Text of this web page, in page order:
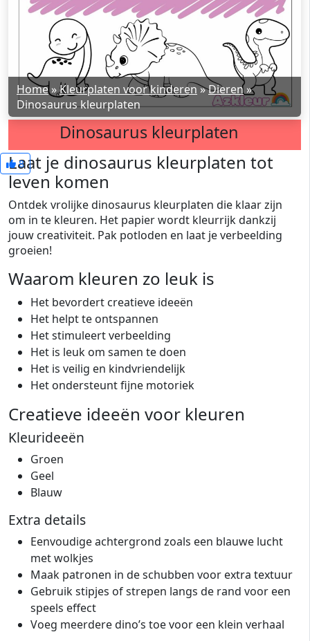
Home»Kleurplaten voor kinderen»Dieren»
Dinosaurus kleurplaten
Dinosaurus kleurplaten
8
Laat je dinosaurus kleurplaten tot
leven komen
Ontdek vrolijke dinosaurus kleurplaten die klaar zijn
om in te kleuren. Het papier wordt kleurrijk dankzij
jouw creativiteit. Pak potloden en laat je verbeelding
groeien!
Waarom kleuren zo leuk is
Het bevordert creatieve ideeën
Het helpt te ontspannen
Het stimuleert verbeelding
Het is leuk om samen te doen
Het is veilig en kindvriendelijk
Het ondersteunt fijne motoriek
Creatieve ideeën voor kleuren
Kleurideeën
Groen
Geel
Blauw
Extra details
Eenvoudige achtergrond zoals een blauwe lucht
met wolkjes
Maak patronen in de schubben voor extra textuur
Gebruik stipjes of strepen langs de rand voor een
speels effect
Voeg meerdere dino’s toe voor een klein verhaal